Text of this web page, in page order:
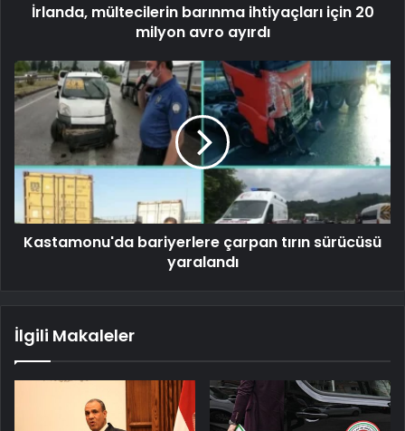
İrlanda, mültecilerin barınma ihtiyaçları için 20
milyon avro ayırdı
Kastamonu'da bariyerlere çarpan tırın sürücüsü
yaralandı
İlgili Makaleler